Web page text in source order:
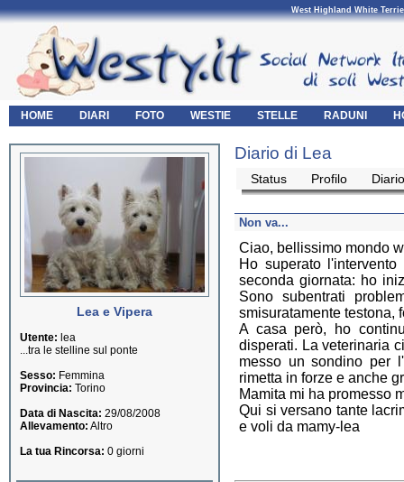
West Highland White
HOME DIARI FOTO WESTIE STELLE RADUNI
Lea e Vipera
Utente: lea
...tra le stelline sul ponte
Sesso: Femmina
Provincia: Torino
Data di Nascita: 29/08/2008
Allevamento: Altro
La tua Rincorsa: 0 giorni
Diario di Lea
Status Profilo Diario
Non va...
Ciao, bellissimo mondo
Ho superato
seconda giornata: ho
Sono subentrati
smisuratamente testona,
A casa però, ho
disperati. La veterinaria
messo un sondino per
rimetta in forze e anche
Mamita mi ha promesso
Qui si versano tante
e voli da mamy-lea